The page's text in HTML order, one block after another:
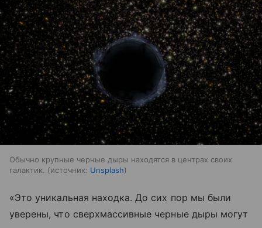
Обычно крупные черные дыры находятся в центрах своих
галактик.
источник: Unsplash
«Это уникальная находка. До сих пор мы были
уверены, что сверхмассивные черные дыры могут